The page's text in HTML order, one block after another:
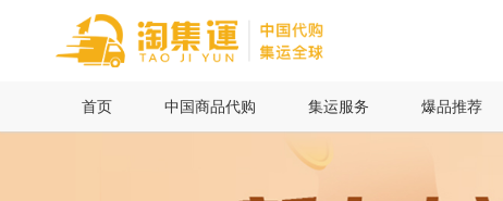
首页 中国商品代购 集运服务 爆品推荐